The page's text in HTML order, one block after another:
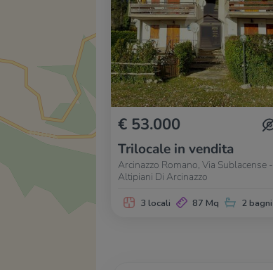
€ 53.000
Trilocale in vendita
Arcinazzo Romano, Via Sublacense -
Altipiani Di Arcinazzo
3 locali 87 Mq 2 bagni